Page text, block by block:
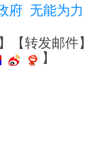
府 无能为力
【转发邮件】
】